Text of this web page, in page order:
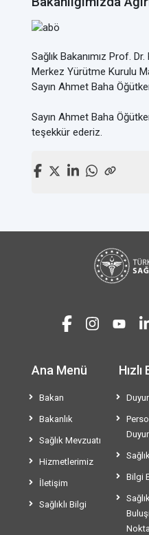
Sağlık Bakanımız Prof.
Merkez Yürütme Kurulu
Sayın Ahmet Baha
Sayın Ahmet Baha
teşekkür ederiz.
Ana Menü
Bakan
Bakanlık
Sağlık Mevzuatı
Hizmetlerimiz
İletişim
Sağlıklı Bilgi
Hızlı
Bilgi